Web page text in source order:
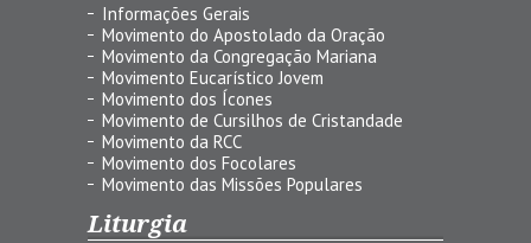
Informações Gerais
Movimento do Apostolado da Oração
Movimento da Congregação Mariana
Movimento Eucarístico Jovem
Movimento dos Ícones
Movimento de Cursilhos de Cristandade
Movimento da RCC
Movimento dos Focolares
Movimento das Missões Populares
Liturgia